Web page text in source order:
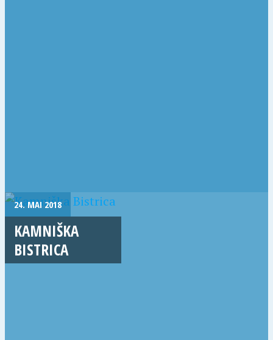
24. MAI 2018
KAMNIŠKA
BISTRICA